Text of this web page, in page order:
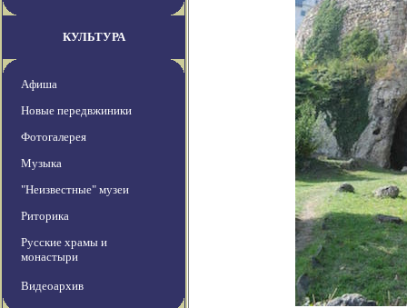
КУЛЬТУРА
Афиша
Новые передвжиники
Фотогалерея
Музыка
"Неизвестные" музеи
Риторика
Русские храмы и
монастыри
Видеоархив